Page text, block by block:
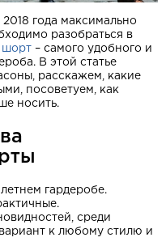
года максимально
разобраться в
шорт – самого удобного и
В этой статье
расскажем, какие
посоветуем, как
носить.
гардеробе.
среди
к любому стилю и